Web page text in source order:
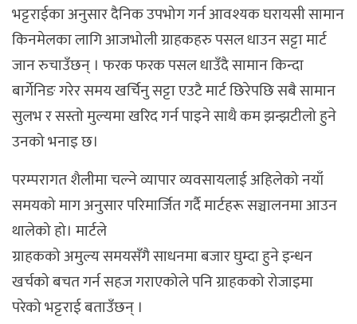
भट्टराईका अनुसार दैनिक उपभोग गर्न आवश्यक घरायसी सामान
किनमेलका लागि आजभोली ग्राहकहरु पसल धाउन सट्टा मार्ट
जान रुचाउँछन् । फरक फरक पसल धाउँदै सामान किन्दा
बार्गेनिङ गरेर समय खर्चिनु सट्टा एउटै मार्ट छिरेपछि सबै सामान
सुलभ र सस्तो मुल्यमा खरिद गर्न पाइने साथै कम झन्झटीलो हुने
उनको भनाइ छ।
परम्परागत शैलीमा चल्ने व्यापार व्यवसायलाई अहिलेको नयाँ
समयको माग अनुसार परिमार्जित गर्दै मार्टहरू सञ्चालनमा आउन
थालेको हो। मार्टले
ग्राहकको अमुल्य समयसँगै साधनमा बजार घुम्दा हुने इन्धन
खर्चको बचत गर्न सहज गराएकोले पनि ग्राहकको रोजाइमा
परेको भट्टराई बताउँछन् ।